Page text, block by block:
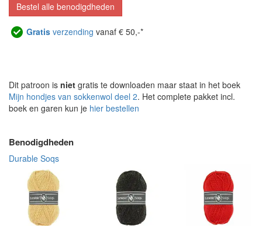
Bestel alle benodigdheden
Gratis verzending vanaf € 50,-*
Dit patroon is niet gratis te downloaden maar staat in het boek
Mijn hondjes van sokkenwol deel 2. Het complete pakket incl.
boek en garen kun je hier bestellen
Benodigdheden
Durable Soqs